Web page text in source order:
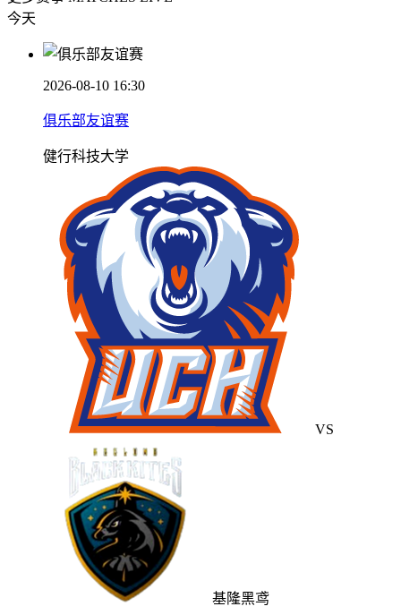
今天
2026-08-10 16:30
俱乐部友谊赛
健行科技大学
VS
基隆黑鸢